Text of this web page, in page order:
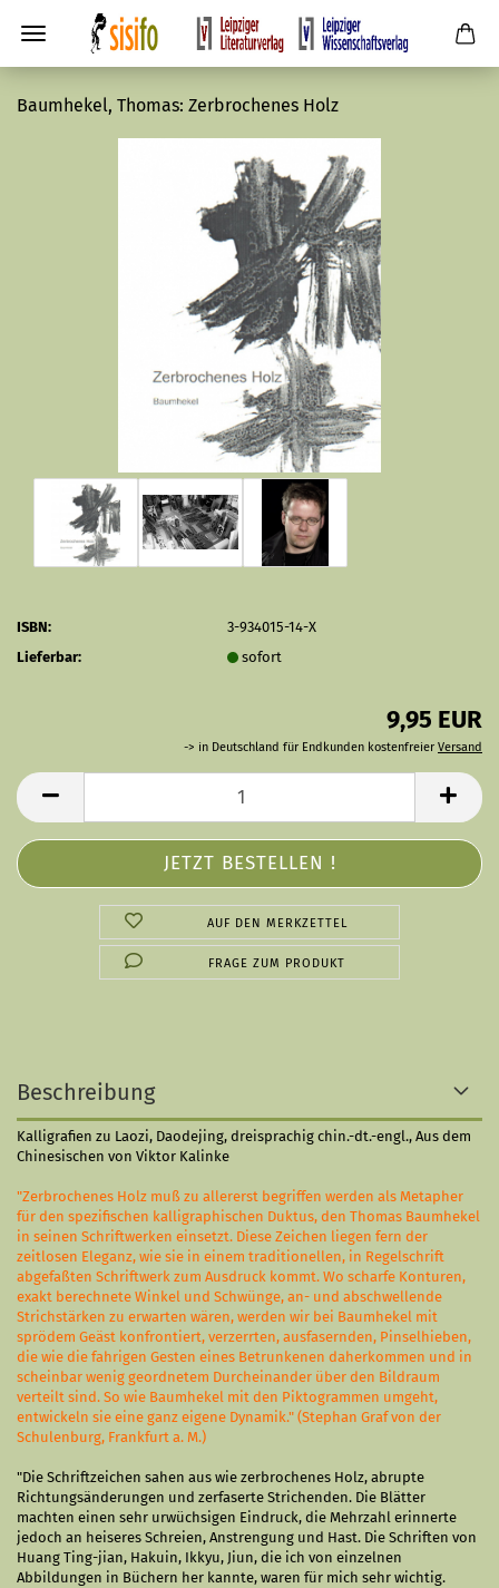
Baumhekel, Thomas: Zerbrochenes Holz
ISBN:
3-934015-14-X
Lieferbar:
sofort
9,95 EUR
-> in Deutschland für Endkunden kostenfreier Versand
AUF DEN MERKZETTEL
FRAGE ZUM PRODUKT
Beschreibung
Kalligrafien zu Laozi, Daodejing, dreisprachig chin.-dt.-engl., Aus dem
Chinesischen von Viktor Kalinke
"Zerbrochenes Holz muß zu allererst begriffen werden als Metapher
für den spezifischen kalligraphischen Duktus, den Thomas Baumhekel
in seinen Schriftwerken einsetzt. Diese Zeichen liegen fern der
zeitlosen Eleganz, wie sie in einem traditionellen, in Regelschrift
abgefaßten Schriftwerk zum Ausdruck kommt. Wo scharfe Konturen,
exakt berechnete Winkel und Schwünge, an- und abschwellende
Strichstärken zu erwarten wären, werden wir bei Baumhekel mit
sprödem Geäst konfrontiert, verzerrten, ausfasernden, Pinselhieben,
die wie die fahrigen Gesten eines Betrunkenen daherkommen und in
scheinbar wenig geordnetem Durcheinander über den Bildraum
verteilt sind. So wie Baumhekel mit den Piktogrammen umgeht,
entwickeln sie eine ganz eigene Dynamik." (Stephan Graf von der
Schulenburg, Frankfurt a. M.)
"Die Schriftzeichen sahen aus wie zerbrochenes Holz, abrupte
Richtungsänderungen und zerfaserte Strichenden. Die Blätter
machten einen sehr urwüchsigen Eindruck, die Mehrzahl erinnerte
jedoch an heiseres Schreien, Anstrengung und Hast. Die Schriften von
Huang Ting-jian, Hakuin, Ikkyu, Jiun, die ich von einzelnen
Abbildungen in Büchern her kannte, waren für mich sehr wichtig.